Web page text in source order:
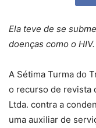
Ela teve de se
doenças como o HIV.
A Sétima Turma do
o recurso de revista
Ltda. contra a
uma auxiliar de